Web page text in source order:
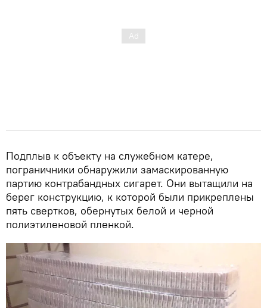
Подплыв к объекту на служебном катере,
пограничники обнаружили замаскированную
партию контрабандных сигарет. Они вытащили на
берег конструкцию, к которой были прикреплены
пять свертков, обернутых белой и черной
полиэтиленовой пленкой.